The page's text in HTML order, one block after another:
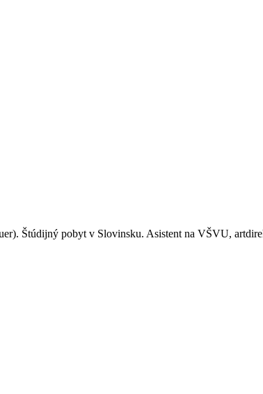
Štúdijný pobyt v Slovinsku. Asistent na VŠVU,